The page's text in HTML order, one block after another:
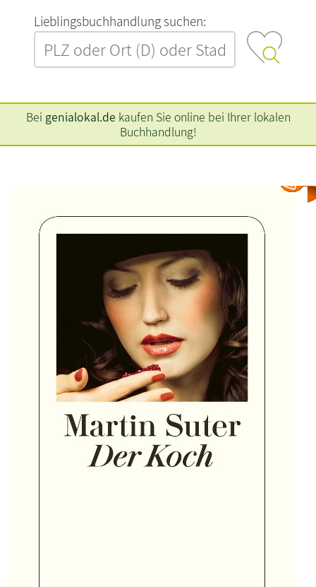
L‍i‍e‍b‍l‍i‍n‍g‍s‍b‍u‍c‍h‍h‍a‍n‍d‍l‍u‍n‍g‍ ‍s‍u‍c‍h‍e‍n‍:‍
Bei genialokal.de kaufen Sie online bei Ihrer lokalen
Buchhandlung!